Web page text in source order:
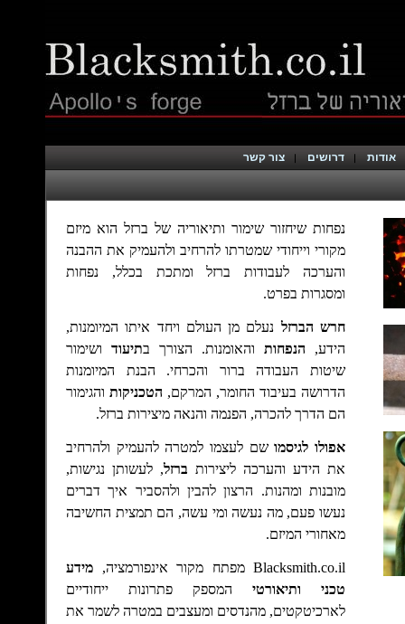
אודות דרושים צור קשר
נפחות שיחזור שימור ותיאוריה של ברזל הוא מיזם
מקורי וייחודי שמטרתו להרחיב ולהעמיק את ההבנה
והערכה לעבודות ברזל ומתכת בכלל, נפחות
ומסגרות בפרט.
חרש הברזל נעלם מן העולם ויחד איתו המיומנות,
הידע, הנפחות והאומנות. הצורך בתיעוד ושימור
שיטות העבודה ברור והכרחי. הבנת המיומנות
הדרושה בעיבוד החומר, המרקם, הטכניקות והגימור
הם הדרך להכרה, הפנמה והנאה מיצירות ברזל.
אפולו לגיסמו שם לעצמו למטרה להעמיק ולהרחיב
את הידע והערכה ליצירות ברזל, לעשותן נגישות,
מובנות ומהנות. הרצון להבין ולהסביר איך דברים
נעשו פעם, מה נעשה ומי עשה, הם תמצית החשיבה
מאחורי המיזם.
Blacksmith.co.il מפתח מקור אינפורמציה,
מידע
טכני ותיאורטי המספק פתרונות ייחודיים
לארכיטקטים, מהנדסים ומעצבים במטרה לשמר את